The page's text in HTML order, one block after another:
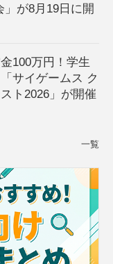
が8月19日に開
100万円！学生
サイゲームス ク
ト2026」が開催
一覧